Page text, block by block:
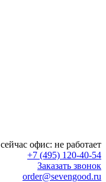
сейчас офис: не работает
+7 (495) 120-40-54
Заказать звонок
order@sevengood.ru